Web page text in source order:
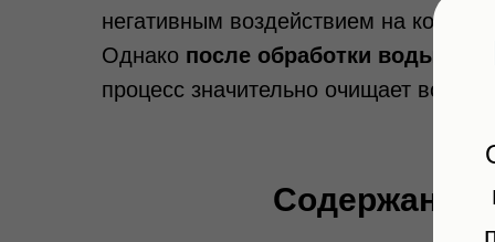
негативным воздействием на кожу и
Однако после обработки воды
процесс значительно очищает воду,
Содержание